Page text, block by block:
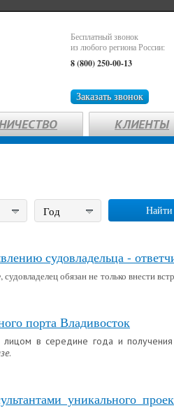
Бесплатный звонок
из любого региона России:
8 (800) 250-00-13
Заказать звонок
КЛИЕНТЫ
Год Найти
судовладельца -
обязан не только внести
порта Владивосток
лицом в середине года и
.
уникального